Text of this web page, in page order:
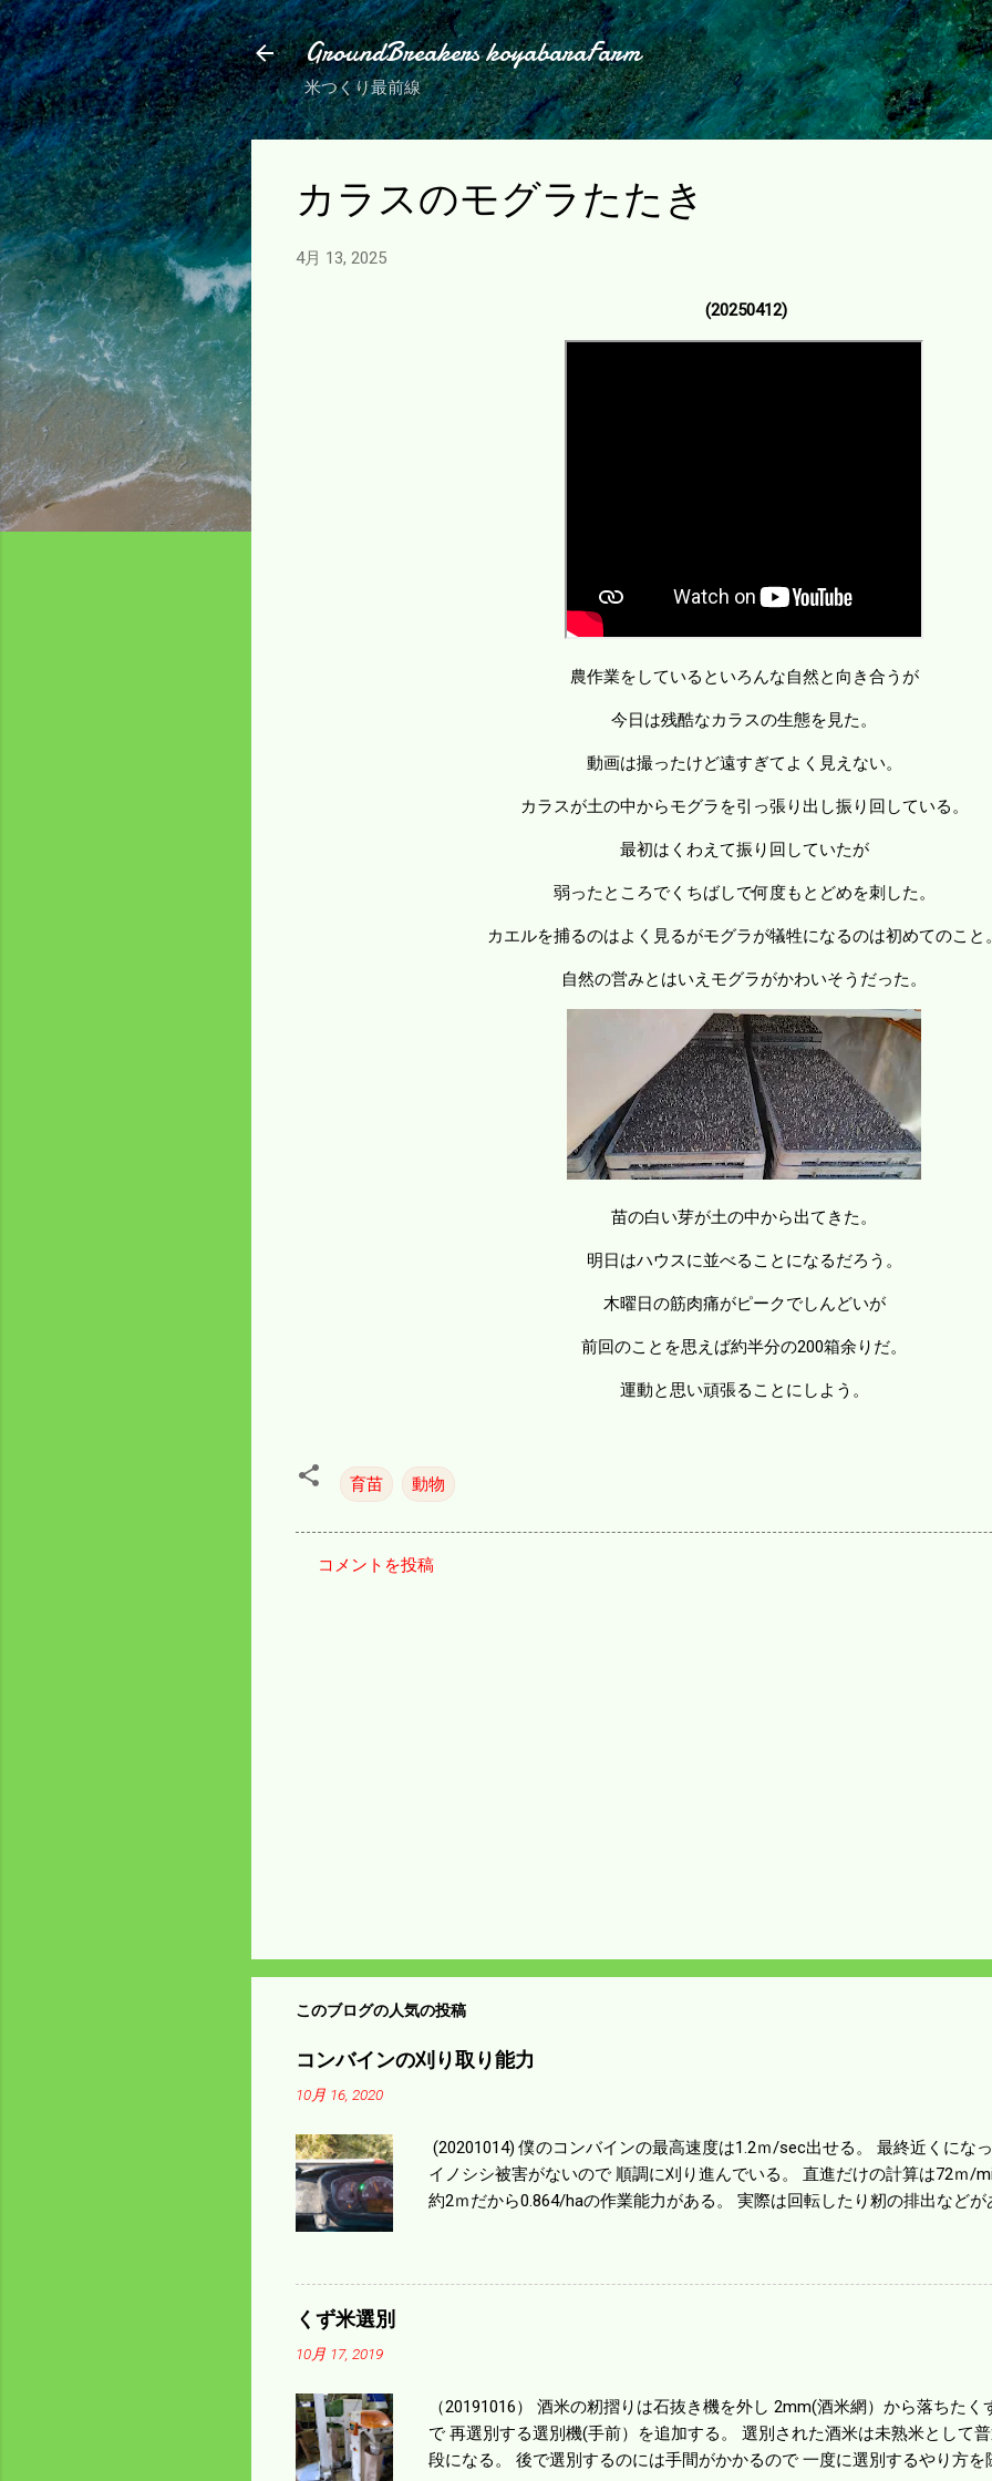
スキップしてメイン コンテンツに移動
GroundBreakers koyabaraFarm
米つくり最前線
カラスのモグラたたき
4月 13, 2025
(20250412)
農作業をしているといろんな自然と向き合うが
今日は残酷なカラスの生態を見た。
動画は撮ったけど遠すぎてよく見えない。
カラスが土の中からモグラを引っ張り出し振り回している。
最初はくわえて振り回していたが
弱ったところでくちばしで何度もとどめを刺した。
カエルを捕るのはよく見るがモグラが犠牲になるのは初めてのこと
自然の営みとはいえモグラがかわいそうだった。
苗の白い芽が土の中から出てきた。
明日はハウスに並べることになるだろう。
木曜日の筋肉痛がピークでしんどいが
前回のことを思えば約半分の200箱余りだ。
運動と思い頑張ることにしよう。
育苗 動物
コメントを投稿
このブログの人気の投稿
コンバインの刈り取り能力
10月 16, 2020
(20201014) 僕のコンバインの最高速度は1.2ｍ/sec出せる。 最終近くにな
イノシシ被害がないので 順調に刈り進んでいる。 直進だけの計算は72ｍ/
約2ｍだから0.864/haの作業能力がある。 実際は回転したり籾の排出など
足している。 というより買った時はまだ耕作面積が少なく手が出せ 無か
くず米選別
10月 17, 2019
（20191016） 酒米の籾摺りは石抜き機を外し 2mm(酒米網）から落ちたく
で 再選別する選別機(手前）を追加する。 選別された酒米は未熟米として
段になる。 後で選別するのには手間がかかるので 一度に選別するやり方